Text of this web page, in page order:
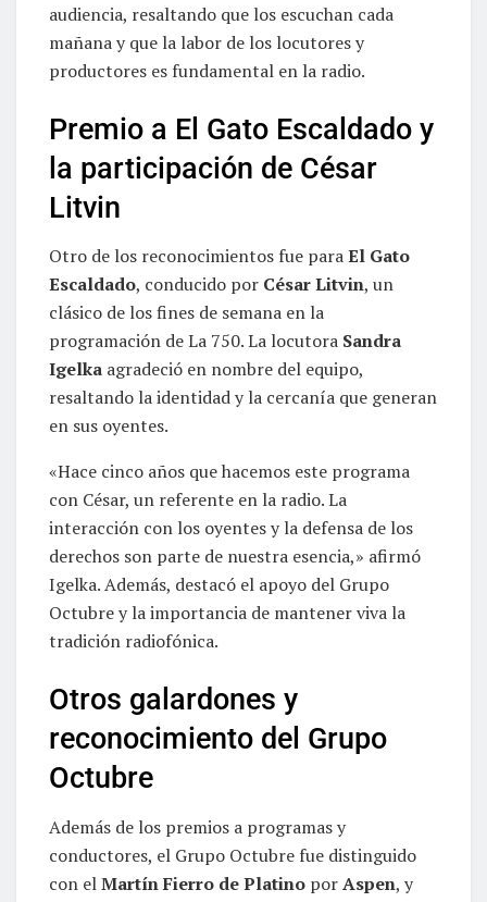
audiencia, resaltando que los escuchan cada
mañana y que la labor de los locutores y
productores es fundamental en la radio.
Premio a El Gato Escaldado y
la participación de César
Litvin
Otro de los reconocimientos fue paraEl Gato
Escaldado, conducido por César Litvin, un
clásico de los fines de semana en la
programación de La 750. La locutora Sandra
Igelka agradeció en nombre del equipo,
resaltando la identidad y la cercanía que generan
en sus oyentes.
«Hace cinco años que hacemos este programa
con César, un referente en la radio. La
interacción con los oyentes y la defensa de los
derechos son parte de nuestra esencia,» afirmó
Igelka. Además, destacó el apoyo del Grupo
Octubre y la importancia de mantener viva la
tradición radiofónica.
Otros galardones y
reconocimiento del Grupo
Octubre
Además de los premios a programas y
conductores, el Grupo Octubre fue distinguido
con elMartín Fierro de Platino porAspen, y